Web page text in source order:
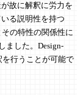
故に解釈に労力を
る説明性を持つ
の特性の関係性に
ました。Design-
行うことが可能で